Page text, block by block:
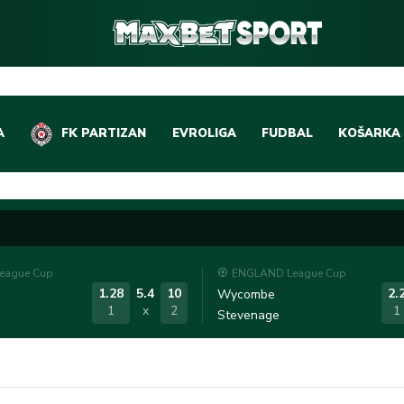
FK PARTIZAN EVROLIGA FUDBAL
DOMAĆI FUDBAL
LIGE PETICE
OSTALE LIGE
KOŠARKA
EVROLIGA
ABA LIGA
Cup
1.28
1
5.4
x
10
2
ENGLAND League Cup
Wycombe
Stevenage
1